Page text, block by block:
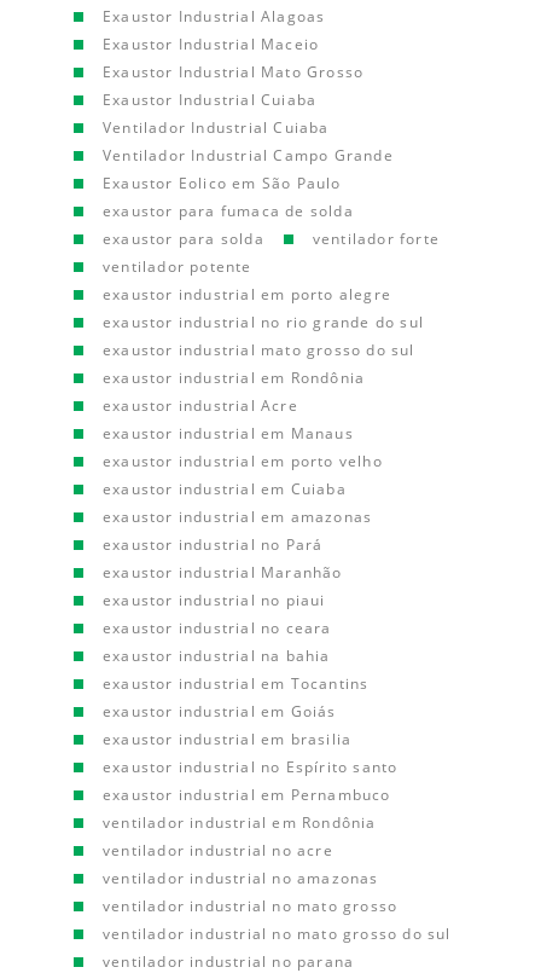
Exaustor Industrial Alagoas
Exaustor Industrial Maceio
Exaustor Industrial Mato Grosso
Exaustor Industrial Cuiaba
Ventilador Industrial Cuiaba
Ventilador Industrial Campo Grande
Exaustor Eolico em São Paulo
exaustor para fumaca de solda
exaustor para solda
ventilador forte
ventilador potente
exaustor industrial em porto alegre
exaustor industrial no rio grande do sul
exaustor industrial mato grosso do sul
exaustor industrial em Rondônia
exaustor industrial Acre
exaustor industrial em Manaus
exaustor industrial em porto velho
exaustor industrial em Cuiaba
exaustor industrial em amazonas
exaustor industrial no Pará
exaustor industrial Maranhão
exaustor industrial no piaui
exaustor industrial no ceara
exaustor industrial na bahia
exaustor industrial em Tocantins
exaustor industrial em Goiás
exaustor industrial em brasilia
exaustor industrial no Espírito santo
exaustor industrial em Pernambuco
ventilador industrial em Rondônia
ventilador industrial no acre
ventilador industrial no amazonas
ventilador industrial no mato grosso
ventilador industrial no mato grosso do sul
ventilador industrial no parana